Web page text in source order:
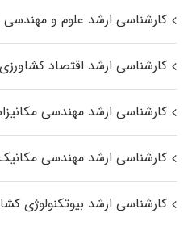
کارشناسی ارشد علوم و مهندسی
کارشناسی ارشد اقتصاد کشاورزی
کارشناسی ارشد مهندسی
کارشناسی ارشد مهندسی
کارشناسی ارشد بیوتکنولوژی